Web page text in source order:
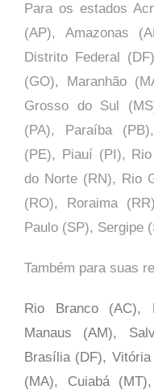
Para os estados
(AP), Amazonas
Distrito Federal
(GO), Maranhão
Grosso do Sul
(PA), Paraíba
(PE), Piauí (PI),
do Norte (RN), Rio
(RO), Roraima
Paulo (SP), Sergipe
Também para suas
Rio Branco (AC),
Manaus (AM),
Brasília (DF),
(MA), Cuiabá